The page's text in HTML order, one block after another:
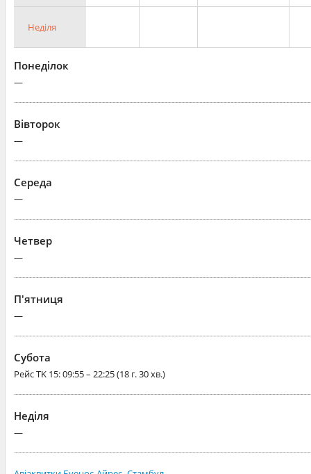
Неділя
Понеділок
—
Вівторок
—
Середа
—
Четвер
—
П'ятниця
—
Субота
РейсTK 15: 09:55 – 22:25 (18 г. 30 хв.)
Неділя
—